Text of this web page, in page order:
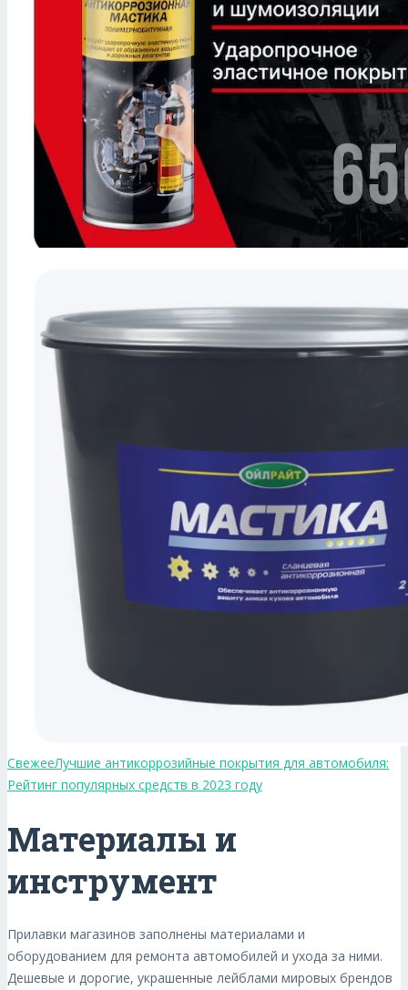
СвежееЛучшие антикоррозийные покрытия для автомобиля:
Рейтинг популярных средств в 2023 году
Материалы и
инструмент
Прилавки магазинов заполнены материалами и
оборудованием для ремонта автомобилей и ухода за ними.
Дешевые и дорогие, украшенные лейблами мировых брендов